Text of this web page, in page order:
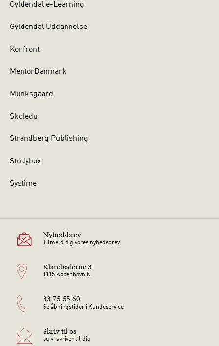
Gyldendal e-Learning
Gyldendal Uddannelse
Konfront
MentorDanmark
Munksgaard
Skoledu
Strandberg Publishing
Studybox
Systime
Nyhedsbrev
Tilmeld dig vores nyhedsbrev
Klareboderne 3
1115 København K
33 75 55 60
Se åbningstider i Kundeservice
Skriv til os
og vi skriver til dig